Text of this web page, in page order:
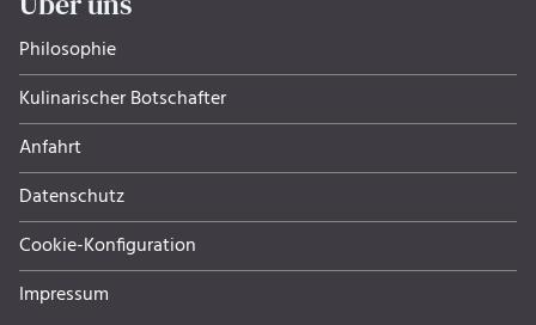
Philosophie
Kulinarischer Botschafter
Anfahrt
Datenschutz
Cookie-Konfiguration
Impressum